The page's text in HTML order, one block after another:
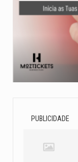
PUBLICIDADE